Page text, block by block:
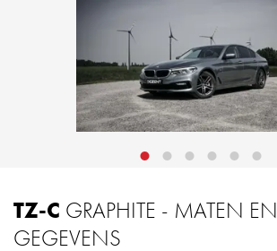
TZ-C GRAPHITE - MATEN EN
GEGEVENS